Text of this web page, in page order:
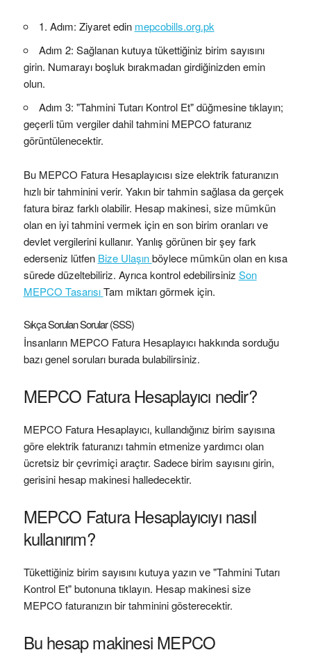
1. Adım: Ziyaret edin mepcobills.org.pk
Adım 2: Sağlanan kutuya tükettiğiniz birim sayısını
girin. Numarayı boşluk bırakmadan girdiğinizden emin
olun.
Adım 3: "Tahmini Tutarı Kontrol Et" düğmesine tıklayın;
geçerli tüm vergiler dahil tahmini MEPCO faturanız
görüntülenecektir.
Bu MEPCO Fatura Hesaplayıcısı size elektrik faturanızın
hızlı bir tahminini verir. Yakın bir tahmin sağlasa da gerçek
fatura biraz farklı olabilir. Hesap makinesi, size mümkün
olan en iyi tahmini vermek için en son birim oranları ve
devlet vergilerini kullanır. Yanlış görünen bir şey fark
ederseniz lütfen Bize Ulaşınböylece mümkün olan en kısa
sürede düzeltebiliriz. Ayrıca kontrol edebilirsiniz Son
MEPCO TasarısıTam miktarı görmek için.
Sıkça Sorulan Sorular (SSS)
İnsanların MEPCO Fatura Hesaplayıcı hakkında sorduğu
bazı genel soruları burada bulabilirsiniz.
MEPCO Fatura Hesaplayıcı nedir?
MEPCO Fatura Hesaplayıcı, kullandığınız birim sayısına
göre elektrik faturanızı tahmin etmenize yardımcı olan
ücretsiz bir çevrimiçi araçtır. Sadece birim sayısını girin,
gerisini hesap makinesi halledecektir.
MEPCO Fatura Hesaplayıcıyı nasıl
kullanırım?
Tükettiğiniz birim sayısını kutuya yazın ve "Tahmini Tutarı
Kontrol Et" butonuna tıklayın. Hesap makinesi size
MEPCO faturanızın bir tahminini gösterecektir.
Bu hesap makinesi MEPCO